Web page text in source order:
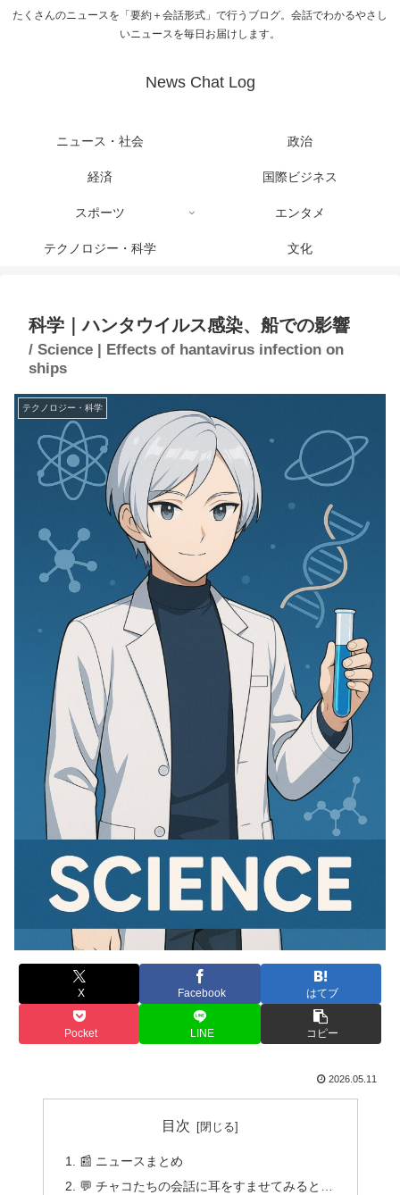
たくさんのニュースを「要約＋会話形式」で行うブログ。会話でわかるやさし
いニュースを毎日お届けします。
News Chat Log
ニュース・社会 政治
経済 国際ビジネス
スポーツ エンタメ
テクノロジー・科学 文化
科学｜ハンタウイルス感染、船での影響
/ Science | Effects of hantavirus infection on
ships
テクノロジー・科学
X Facebook はてブ
Pocket LINE コピー
2026.05.11
目次
📰 ニュースまとめ
💬 チャコたちの会話に耳をすませてみると…